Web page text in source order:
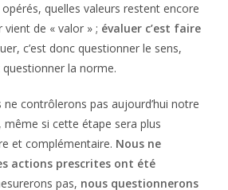
quelles valeurs restent encore
vient de « valor » ; évaluer c’est faire
c’est donc questionner le sens,
questionner la norme.
contrôlerons pas aujourd’hui notre
si cette étape sera plus
et complémentaire. Nous ne
actions prescrites ont été
pas, nous questionnerons